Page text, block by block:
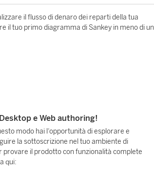
il flusso di denaro dei reparti della tua
il tuo primo diagramma di Sankey in meno di un
e Web authoring!
modo hai l’opportunità di esplorare e
la sottoscrizione nel tuo ambiente di
provare il prodotto con funzionalità complete
qui: